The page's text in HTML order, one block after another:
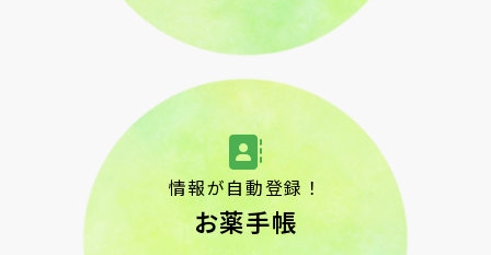
情報が自動登録！
お薬手帳